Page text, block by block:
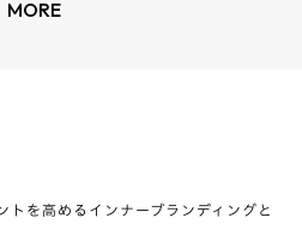
MORE
トを高めるインナーブランディングと